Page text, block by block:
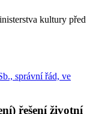
kultury před
správní řád, ve
řešení životní